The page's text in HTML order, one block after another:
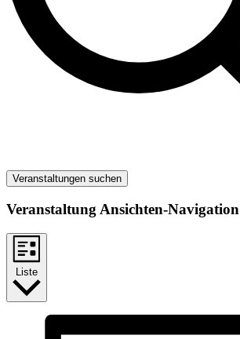
Veranstaltungen suchen
Veranstaltung Ansichten-Navigation
Liste